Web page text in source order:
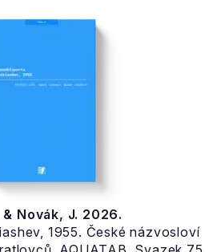
Novák, J. 2026.
1955. České názvosloví